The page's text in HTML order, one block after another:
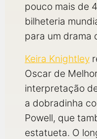
pouco mais de
bilheteria
para um drama
Keira Knightley
Oscar de
interpretação
a dobradinha
Powell, que
estatueta. O